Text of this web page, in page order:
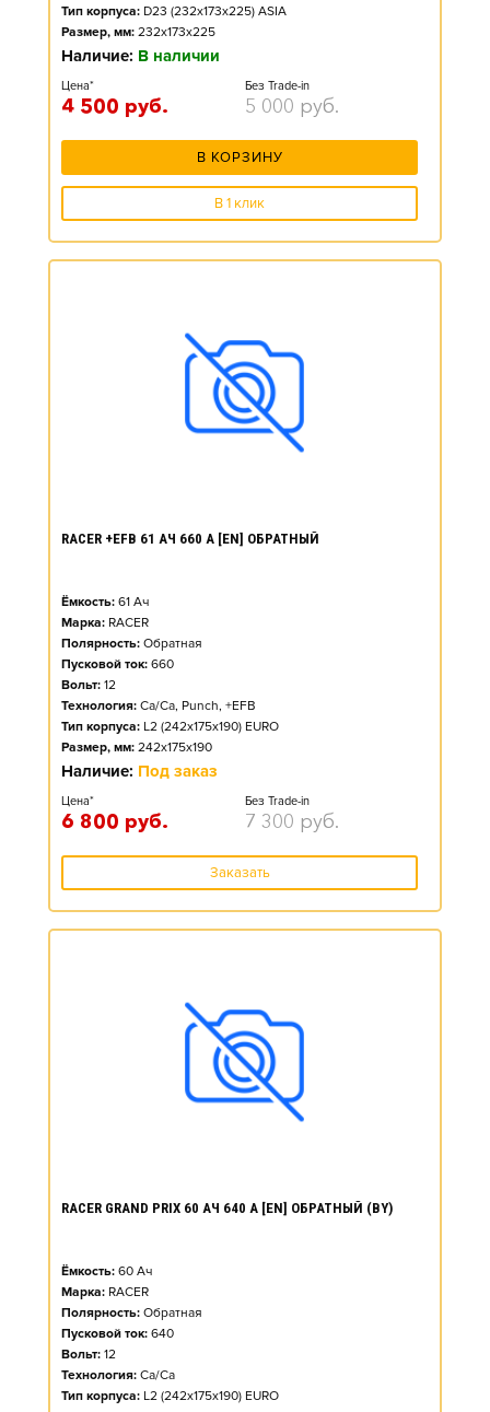
Тип корпуса: D23 (232x173x225) ASIA
Размер, мм: 232x173x225
Наличие: В наличии
Цена*
4 500 руб.
Без Trade-in
5 000 руб.
В КОРЗИНУ
В 1 клик
RACER +EFB 61 АЧ 660 А [EN] ОБРАТНЫЙ
Ёмкость: 61 Ач
Марка: RACER
Полярность: Обратная
Пусковой ток: 660
Вольт: 12
Технология: Ca/Ca, Punch, +EFB
Тип корпуса: L2 (242x175x190) EURO
Размер, мм: 242x175x190
Наличие: Под заказ
Цена*
6 800 руб.
Без Trade-in
7 300 руб.
Заказать
RACER GRAND PRIX 60 АЧ 640 А [EN] ОБРАТНЫЙ (BY)
Ёмкость: 60 Ач
Марка: RACER
Полярность: Обратная
Пусковой ток: 640
Вольт: 12
Технология: Ca/Ca
Тип корпуса: L2 (242x175x190) EURO